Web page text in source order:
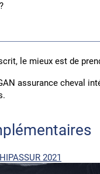
le mieux est de
assurance cheval
2021